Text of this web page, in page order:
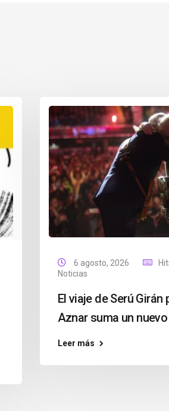
6 agosto, 2026
Noticias
El viaje de Serú Girán
Aznar suma un
Leer más